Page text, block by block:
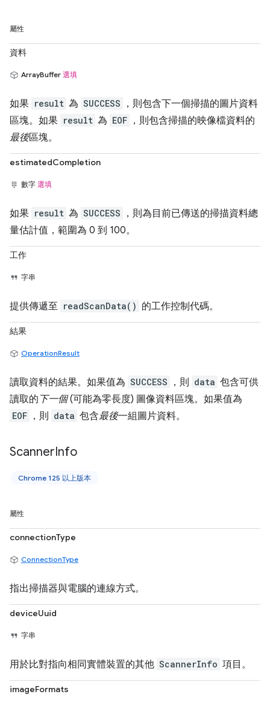
屬性
資料
ArrayBuffer 選填
如果 result 為 SUCCESS
，則包含下一個掃描的圖片資料
區塊。 如果 result 為 EOF ，則包含掃描的映像檔資料的
最後區塊。
estimatedCompletion
數字 選填
如果 result 為 SUCCESS
，則為目前已傳送的掃描資料總
量估計值，範圍為 0 到 100。
工作
字串
提供傳遞至 readScanData() 的工作控制代碼。
結果
OperationResult
讀取資料的結果。如果值為 SUCCESS ，則 data 包含可供
讀取的 下一個(可能為零長度) 圖像資料區塊。如果值為
EOF ，則 data 包含最後一組圖片資料。
ScannerInfo
Chrome 125 以上版本
屬性
connectionType
ConnectionType
指出掃描器與電腦的連線方式。
deviceUuid
字串
用於比對指向相同實體裝置的其他 ScannerInfo 項目。
imageFormats